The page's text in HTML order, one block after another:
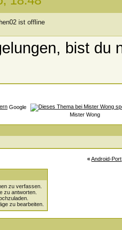
bist du
Google
Mister Wong
« Android-Port
zu verfassen.
zu antworten.
zu bearbeiten.